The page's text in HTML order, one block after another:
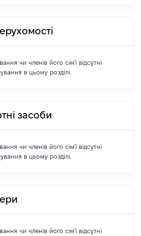
чи членів його сім'ї відсутні
в цьому розділі.
засоби
чи членів його сім'ї відсутні
в цьому розділі.
чи членів його сім'ї відсутні